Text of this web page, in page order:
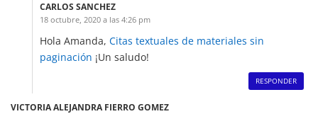
CARLOS SANCHEZ
18 octubre, 2020 a las 4:26 pm
Hola Amanda, Citas textuales de materiales sin
paginación ¡Un saludo!
RESPONDER
VICTORIA ALEJANDRA FIERRO GOMEZ